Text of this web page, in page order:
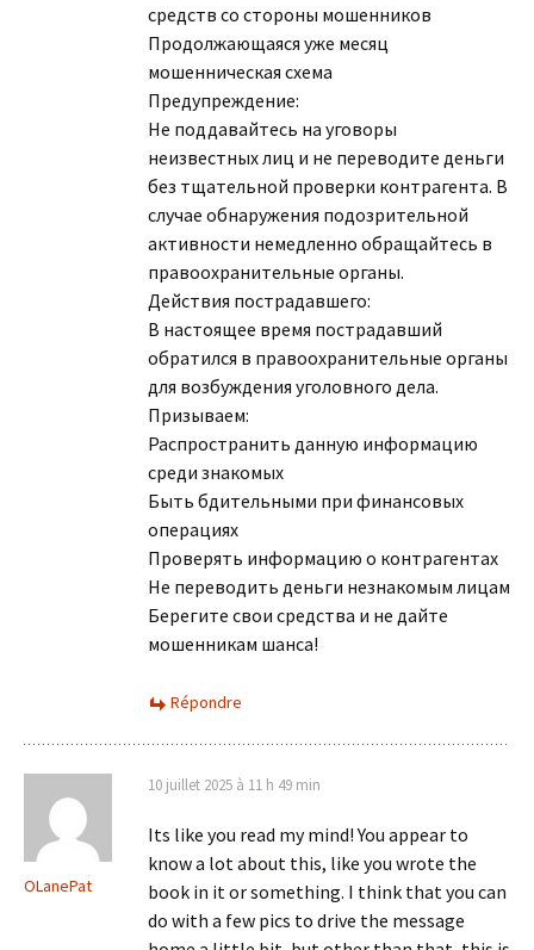
средств со стороны мошенников
Продолжающаяся уже месяц
мошенническая схема
Предупреждение:
Не поддавайтесь на уговоры
неизвестных лиц и не переводите деньги
без тщательной проверки контрагента. В
случае обнаружения подозрительной
активности немедленно обращайтесь в
правоохранительные органы.
Действия пострадавшего:
В настоящее время пострадавший
обратился в правоохранительные органы
для возбуждения уголовного дела.
Призываем:
Распространить данную информацию
среди знакомых
Быть бдительными при финансовых
операциях
Проверять информацию о контрагентах
Не переводить деньги незнакомым лицам
Берегите свои средства и не дайте
мошенникам шанса!
Répondre
OLanePat
10 juillet 2025 à 11 h 49 min
Its like you read my mind! You appear to
know a lot about this, like you wrote the
book in it or something. I think that you can
do with a few pics to drive the message